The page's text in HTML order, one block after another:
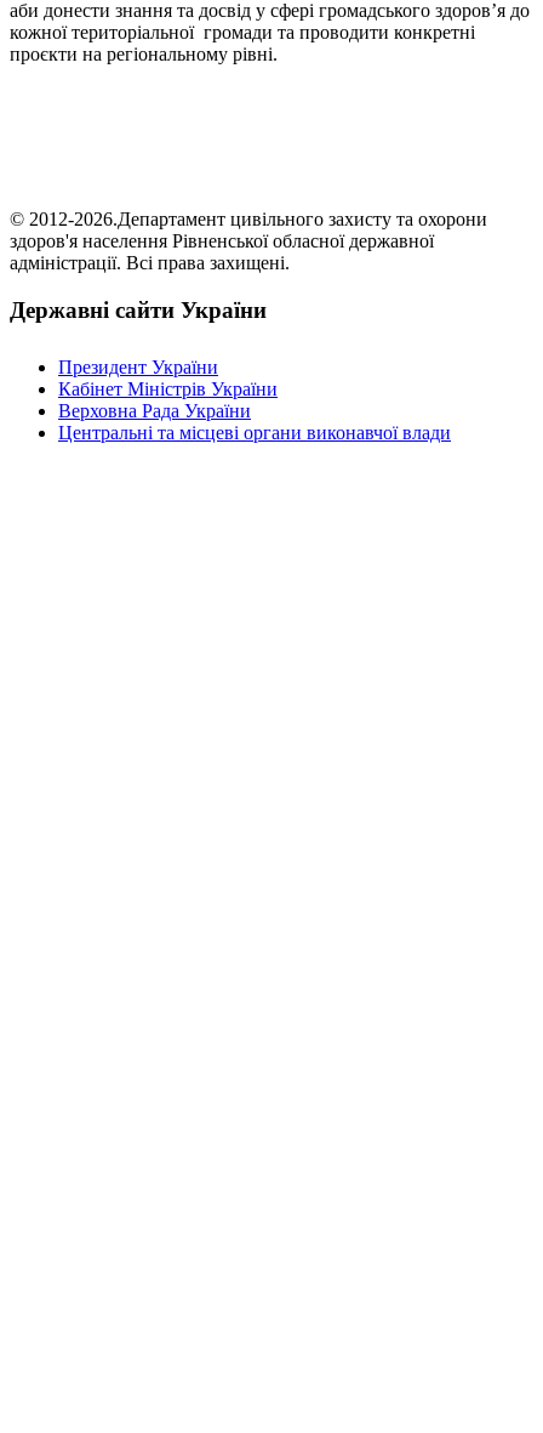
аби донести знання та досвід у сфері громадського здоров’я до
кожної територіальної громади та проводити конкретні
проєкти на регіональному рівні.
© 2012-2026.Департамент цивільного захисту та охорони
здоров'я населення Рівненської обласної державної
адміністрації. Всі права захищені.
Державні сайти України
Президент України
Кабінет Міністрів України
Верховна Рада України
Центральні та місцеві органи виконавчої влади